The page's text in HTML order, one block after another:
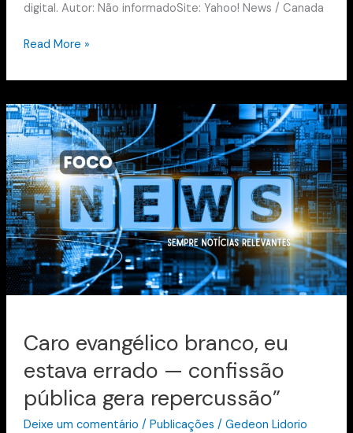
digital. Autor: Não informadoSite: Yahoo! News / Canada
Read More »
Caro evangélico branco, eu
estava errado — confissão
pública gera repercussão”
Deixe um comentário / Publicações / Gedeon Lidorio
Caro
evangélico
branco,
eu
estava
errado
—
confissão
pública
gera